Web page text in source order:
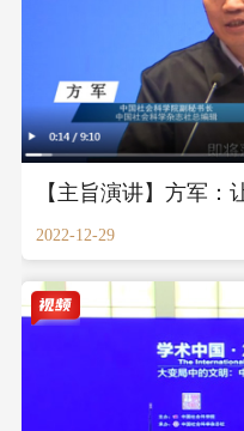
【主旨演讲】方军
2022-12-29